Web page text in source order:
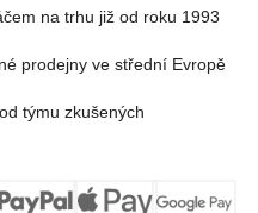
na trhu již od roku 1993
prodejny ve střední Evropě
týmu zkušených